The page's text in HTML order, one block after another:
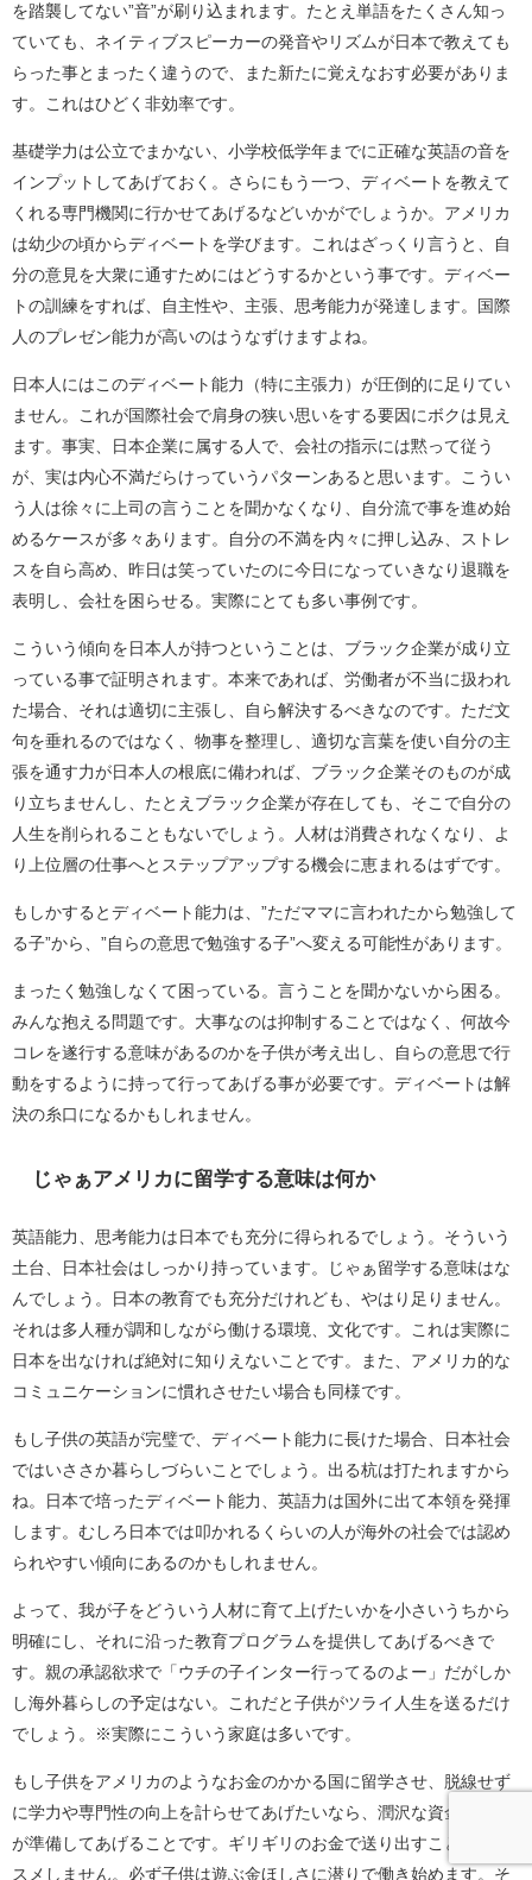
を踏襲してない”音”が刷り込まれます。たとえ単語をたくさん知っ
ていても、ネイティブスピーカーの発音やリズムが日本で教えても
らった事とまったく違うので、また新たに覚えなおす必要がありま
す。これはひどく非効率です。
基礎学力は公立でまかない、小学校低学年までに正確な英語の音を
インプットしてあげておく。さらにもう一つ、ディベートを教えて
くれる専門機関に行かせてあげるなどいかがでしょうか。アメリカ
は幼少の頃からディベートを学びます。これはざっくり言うと、自
分の意見を大衆に通すためにはどうするかという事です。ディベー
トの訓練をすれば、自主性や、主張、思考能力が発達します。国際
人のプレゼン能力が高いのはうなずけますよね。
日本人にはこのディベート能力（特に主張力）が圧倒的に足りてい
ません。これが国際社会で肩身の狭い思いをする要因にボクは見え
ます。事実、日本企業に属する人で、会社の指示には黙って従う
が、実は内心不満だらけっていうパターンあると思います。こうい
う人は徐々に上司の言うことを聞かなくなり、自分流で事を進め始
めるケースが多々あります。自分の不満を内々に押し込み、ストレ
スを自ら高め、昨日は笑っていたのに今日になっていきなり退職を
表明し、会社を困らせる。実際にとても多い事例です。
こういう傾向を日本人が持つということは、ブラック企業が成り立
っている事で証明されます。本来であれば、労働者が不当に扱われ
た場合、それは適切に主張し、自ら解決するべきなのです。ただ文
句を垂れるのではなく、物事を整理し、適切な言葉を使い自分の主
張を通す力が日本人の根底に備われば、ブラック企業そのものが成
り立ちませんし、たとえブラック企業が存在しても、そこで自分の
人生を削られることもないでしょう。人材は消費されなくなり、よ
り上位層の仕事へとステップアップする機会に恵まれるはずです。
もしかするとディベート能力は、”ただママに言われたから勉強して
る子”から、”自らの意思で勉強する子”へ変える可能性があります。
まったく勉強しなくて困っている。言うことを聞かないから困る。
みんな抱える問題です。大事なのは抑制することではなく、何故今
コレを遂行する意味があるのかを子供が考え出し、自らの意思で行
動をするように持って行ってあげる事が必要です。ディベートは解
決の糸口になるかもしれません。
じゃぁアメリカに留学する意味は何か
英語能力、思考能力は日本でも充分に得られるでしょう。そういう
土台、日本社会はしっかり持っています。じゃぁ留学する意味はな
んでしょう。日本の教育でも充分だけれども、やはり足りません。
それは多人種が調和しながら働ける環境、文化です。これは実際に
日本を出なければ絶対に知りえないことです。また、アメリカ的な
コミュニケーションに慣れさせたい場合も同様です。
もし子供の英語が完璧で、ディベート能力に長けた場合、日本社会
ではいささか暮らしづらいことでしょう。出る杭は打たれますから
ね。日本で培ったディベート能力、英語力は国外に出て本領を発揮
します。むしろ日本では叩かれるくらいの人が海外の社会では認め
られやすい傾向にあるのかもしれません。
よって、我が子をどういう人材に育て上げたいかを小さいうちから
明確にし、それに沿った教育プログラムを提供してあげるべきで
す。親の承認欲求で「ウチの子インター行ってるのよー」だがしか
し海外暮らしの予定はない。これだと子供がツライ人生を送るだけ
でしょう。※実際にこういう家庭は多いです。
もし子供をアメリカのようなお金のかかる国に留学させ、脱線せず
に学力や専門性の向上を計らせてあげたいなら、潤沢な資金を家族
が準備してあげることです。ギリギリのお金で送り出すことはオス
スメしません。必ず子供は遊ぶ金ほしさに潜りで働き始めます。そ